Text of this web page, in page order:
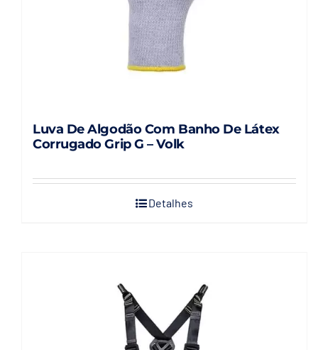
Luva De Algodão Com Banho De Látex
Corrugado Grip G – Volk
Detalhes